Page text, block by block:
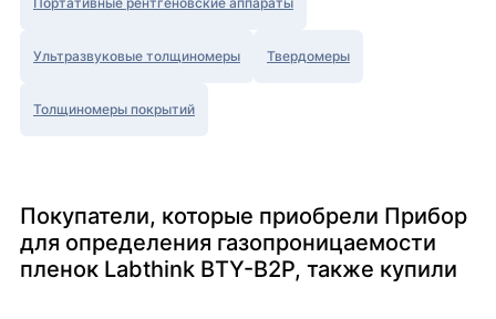
Ультразвуковые толщиномеры Твердомеры
Толщиномеры покрытий
Покупатели, которые приобрели Прибор
для определения газопроницаемости
пленок Labthink BTY-B2P, также купили